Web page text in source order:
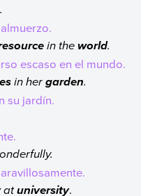
.
in the world.
escaso en el mundo.
in hergarden.
su jardín.
atuniversity.